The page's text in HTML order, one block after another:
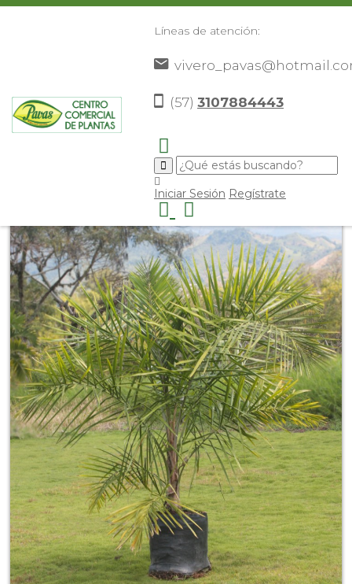
Líneas de atención:
(57) 3107884443
Iniciar Sesión Regístrate
Plantas> Palmas De Exterior>Palma